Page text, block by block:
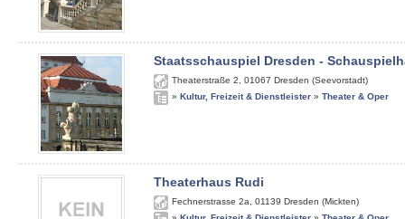
Staatsschauspiel Dresden -
Theaterstraße 2 01067 Dresden (Seevorstadt)
» Kultur, Freizeit & Dienstleister » Theater & Oper
Theaterhaus Rudi
Fechnerstrasse 2a 01139 Dresden (Mickten)